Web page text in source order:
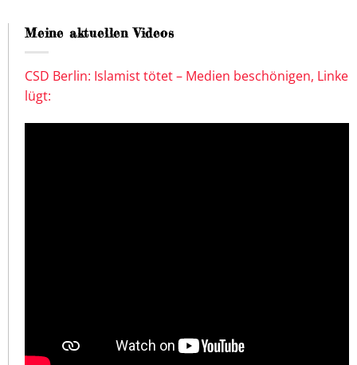
Meine aktuellen Videos
CSD Berlin: Islamist tötet – Medien beschönigen, Linke
lügt: